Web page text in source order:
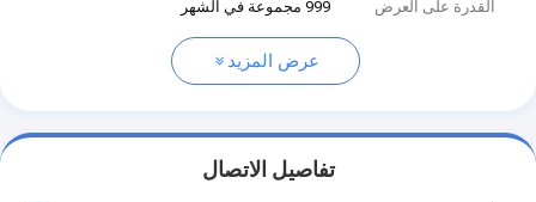
القدرة على العرض
999 مجموعة في الشهر
عرض المزيد
تفاصيل الاتصال